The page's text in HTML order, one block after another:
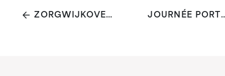
ZORGWIJKOVERLEG / LE GROUPE LOCAL D'ÉCHANGE SOCIAL-SANTÉ JOURNÉE PORTES OUVERTES DU CENTRE